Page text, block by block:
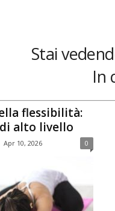
Stai
In
flessibilità:
alto livello
Apr 10, 2026 0